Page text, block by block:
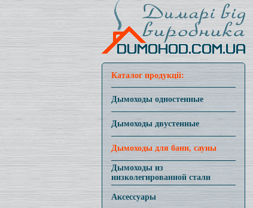
Каталог продукції:
Дымоходы одностенные
Дымоходы двустенные
Дымоходы для бани, сауны
Дымоходы из
низколегированной стали
Аксессуары